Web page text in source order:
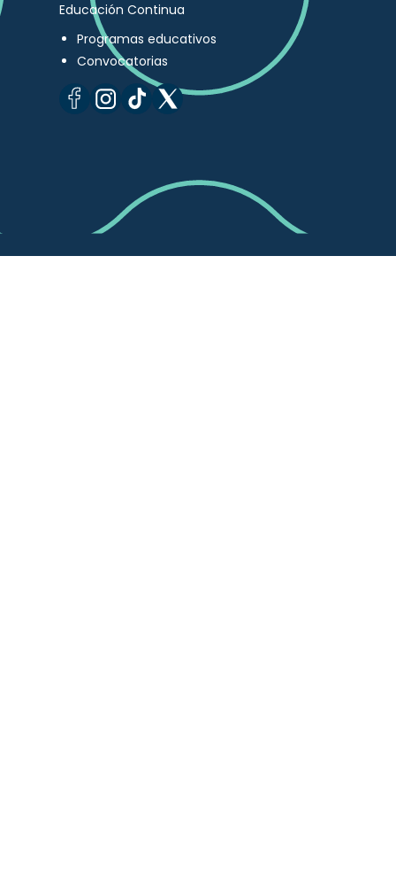
Educación Continua
Programas educativos
Convocatorias